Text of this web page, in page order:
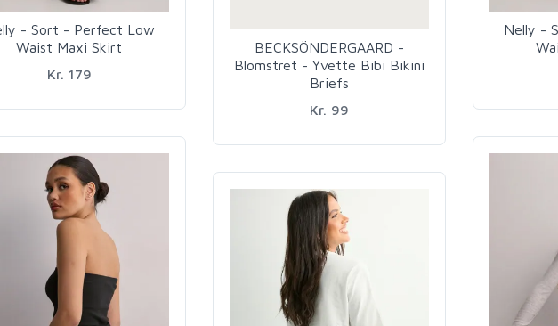
- Sort - Perfect Low
Waist Maxi Skirt
Kr. 179
Nelly -
BECKSÖNDERGAARD -
Blomstret - Yvette Bibi Bikini
Briefs
Kr. 99